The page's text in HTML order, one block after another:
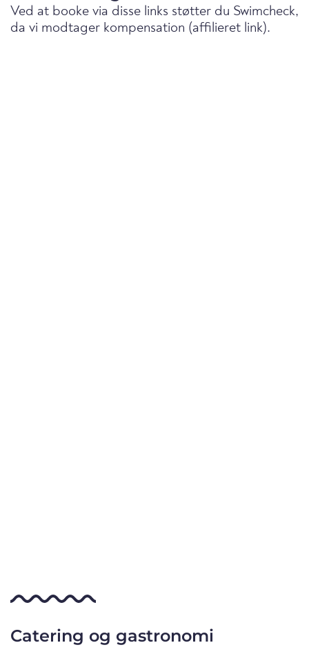
Ved at booke via disse links støtter du Swimcheck,
da vi modtager kompensation (affilieret link).
Catering og gastronomi